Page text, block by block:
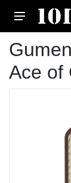
Ace of